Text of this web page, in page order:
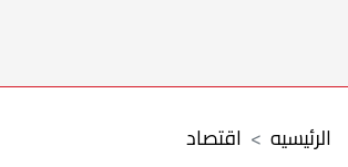
اقتصاد الرئيسيه